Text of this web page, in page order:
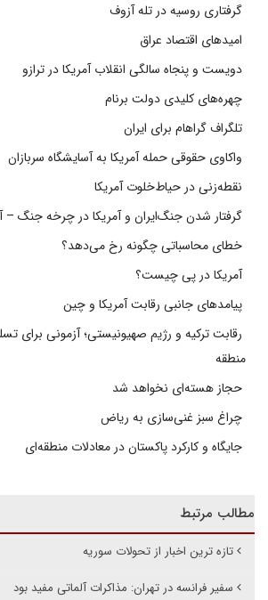
گرفتاری روسیه در تله آزوف
امیدهای اقتصاد عراق
دویست و پنجاه سالگی انقلاب آمریکا در ترازو
چهره‌های کلیدی دولت برنام
تلگراف گراهام برای ایران
واکاوی حقوقی حمله آمریکا به آسایشگاه سربازان
نقطه‌زنی در حیاط‌خلوت آمریکا
گرفتار شدن جنگ‌ایران و آمریکا در چرخه
خطای محاسباتی چگونه رخ می‌دهد؟
آمریکا در پی چیست؟
پیامدهای جانبی رقابت آمریکا و چین
رقابت ترکیه و رژیم صهیونیستی؛ آزمونی برای
منطقه
حجاز هسته‌ای نخواهد شد
چراغ سبز غنی‌سازی به ریاض
جایگاه و کارکرد پاکستان در معادلات منطقه‌ای
مطالب مرتبط
تازه ترین اخبار از تحولات سوریه
سفیر فرانسه در تهران: مذاکرات آلماتی مفید بود